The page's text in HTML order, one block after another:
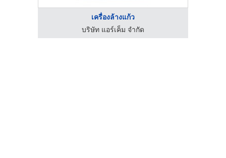
เครื่องล้างแก้ว
บริษัท แอร์เค็ม จำกัด